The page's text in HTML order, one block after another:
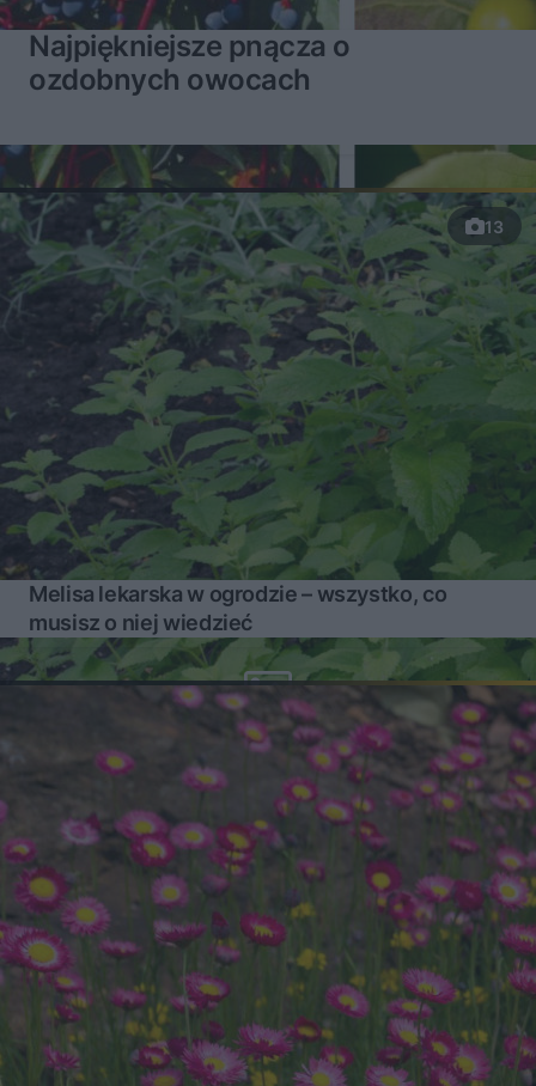
Najpiękniejsze pnącza o
ozdobnych owocach
13
Melisa lekarska w ogrodzie – wszystko, co
musisz o niej wiedzieć